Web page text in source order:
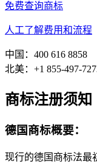
免费查询商标
人工了解费用和流程
中国：400 616 8858
北美：+1 855-497-
商标注册须知
德国商标概要：
现行的德国商标法最